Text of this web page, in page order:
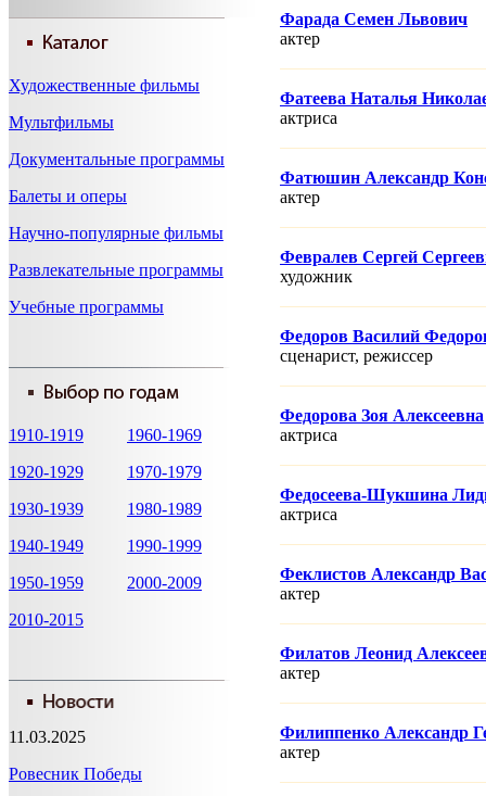
Художественные фильмы
Мультфильмы
Документальные программы
Балеты и оперы
Научно-популярные фильмы
Развлекательные программы
Учебные программы
1910-1919
1960-1969
1920-1929
1970-1979
1930-1939
1980-1989
1940-1949
1990-1999
1950-1959
2000-2009
2010-2015
11.03.2025
Ровесник Победы
Фарада Семен Львович
актер
Фатеева Наталья
актриса
Фатюшин Александр
актер
Февралев Сергей
художник
Федоров Василий
сценарист, режисcер
Федорова Зоя Алексеевна
актриса
Федосеева-Шукшина
актриса
Феклистов Александр
актер
Филатов Леонид
актер
Филиппенко Александр
актер